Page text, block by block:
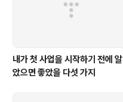
내가 첫 사업을 시작하기 전에 알
았으면 좋았을 다섯 가지